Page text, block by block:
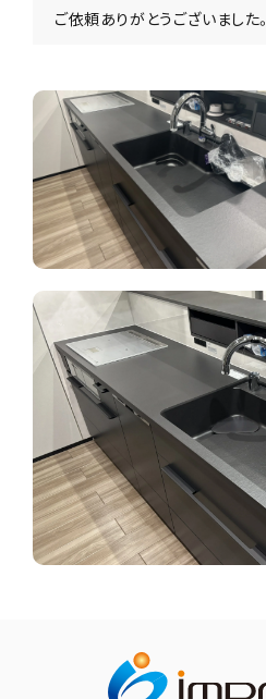
ご依頼ありがとうございました。